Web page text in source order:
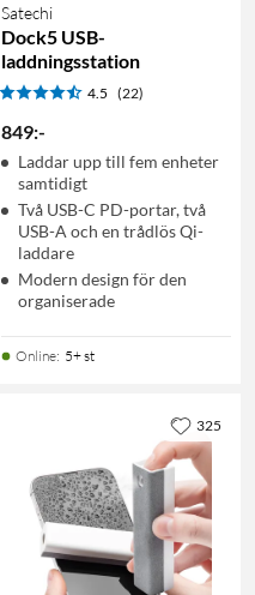
Satechi
Dock5 USB-
laddningsstation
4.5 (22)
849:-
Laddar upp till fem enheter
samtidigt
Två USB-C PD-portar, två
USB-A och en trådlös Qi-
laddare
Modern design för den
organiserade
Online: 5+ st
325